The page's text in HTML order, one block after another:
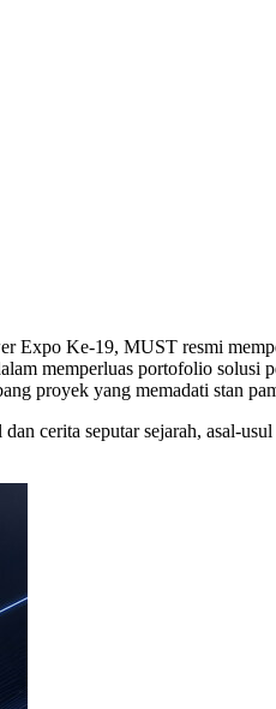
Expo Ke-19, MUST resmi
memperluas portofolio solusi
proyek yang memadati stan
cerita seputar sejarah, asal-